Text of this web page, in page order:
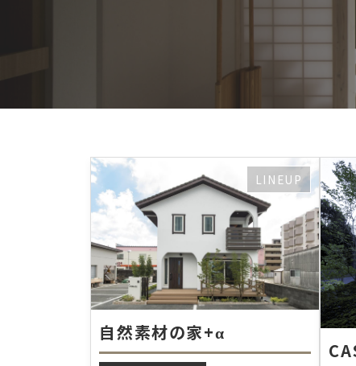
自然素材の家+α
LINEUP